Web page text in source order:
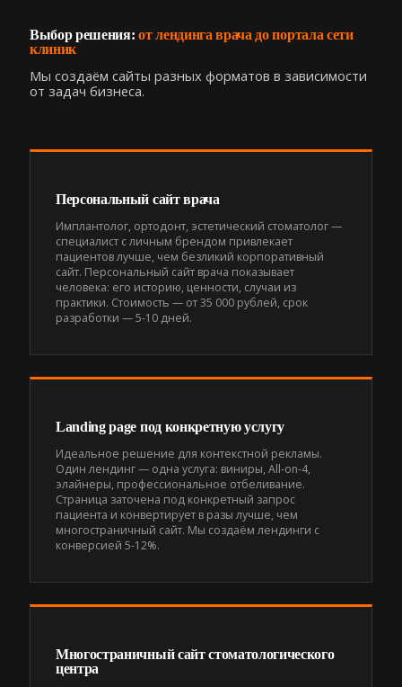
Выбор решения:от лендинга врача до портала сети
клиник
Мы создаём сайты разных форматов в зависимости
от задач бизнеса.
Персональный сайт врача
Имплантолог, ортодонт, эстетический стоматолог —
специалист с личным брендом привлекает
пациентов лучше, чем безликий корпоративный
сайт. Персональный сайт врача показывает
человека: его историю, ценности, случаи из
практики. Стоимость — от 35 000 рублей, срок
разработки — 5-10 дней.
Landing page под конкретную услугу
Идеальное решение для контекстной рекламы.
Один лендинг — одна услуга: виниры, All-on-4,
элайнеры, профессиональное отбеливание.
Страница заточена под конкретный запрос
пациента и конвертирует в разы лучше, чем
многостраничный сайт. Мы создаём лендинги с
конверсией 5-12%.
Многостраничный сайт стоматологического
центра